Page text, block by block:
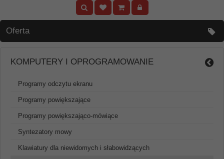
Oferta
KOMPUTERY I OPROGRAMOWANIE
Programy odczytu ekranu
Programy powiększające
Programy powiększająco-mówiące
Syntezatory mowy
Klawiatury dla niewidomych i słabowidzących